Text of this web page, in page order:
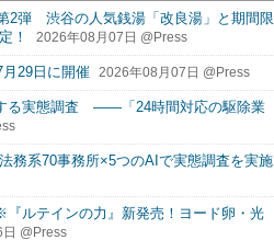
2弾 渋谷の人気銭湯「改良湯」と期間限
！
2026年08月07日 @Press
29日に開催 2026年08月07日 @Press
する実態調査 ――「24時間対応の駆除業
務系70事務所×5つのAIで実態調査を実施
ルテインの力』新発売！ヨード卵・光
@Press